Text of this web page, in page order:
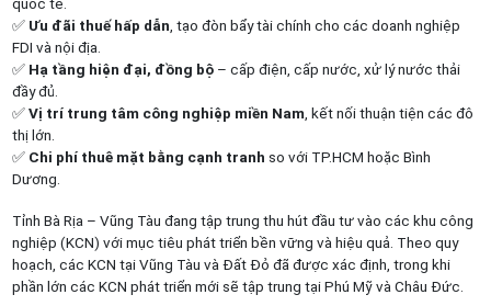
✅ Ưu đãi thuế hấp dẫn , tạo đòn bẩy tài chính cho các doanh nghiệp
FDI và nội địa.
✅ Hạ tầng hiện đại, đồng bộ– cấp điện, cấp nước, xử lý nước thải
đầy đủ.
✅Vị trí trung tâm công nghiệp miền Nam , kết nối thuận tiện các đô
thị lớn.
✅ Chi phí thuê mặt bằng cạnh tranh so với TP.HCM hoặc Bình
Dương.
Tỉnh Bà Rịa – Vũng Tàu đang tập trung thu hút đầu tư vào các khu công
nghiệp (KCN) với mục tiêu phát triển bền vững và hiệu quả. Theo quy
hoạch, các KCN tại Vũng Tàu và Đất Đỏ đã được xác định, trong khi
phần lớn các KCN phát triển mới sẽ tập trung tại Phú Mỹ và Châu Đức.